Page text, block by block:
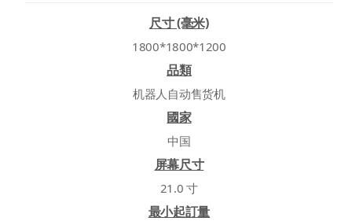
尺寸 (毫米)
1800*1800*1200
品類
机器人自动售货机
國家
中国
屏幕尺寸
21.0 寸
最小起訂量